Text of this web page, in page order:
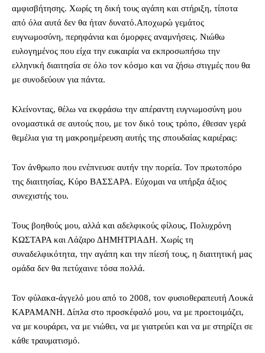
αμφισβήτησης. Χωρίς τη δική τους αγάπη και στήριξη, τίποτα
από όλα αυτά δεν θα ήταν δυνατό.Αποχωρώ γεμάτος
ευγνωμοσύνη, περηφάνια και όμορφες αναμνήσεις. Νιώθω
ευλογημένος που είχα την ευκαιρία να εκπροσωπήσω την
ελληνική διαιτησία σε όλο τον κόσμο και να ζήσω στιγμές που θα
με συνοδεύουν για πάντα.
Κλείνοντας, θέλω να εκφράσω την απέραντη ευγνωμοσύνη μου
ονομαστικά σε αυτούς που, με τον δικό τους τρόπο, έθεσαν γερά
θεμέλια για τη μακροημέρευση αυτής της σπουδαίας καριέρας:
Τον άνθρωπο που ενέπνευσε αυτήν την πορεία. Τον πρωτοπόρο
της διαιτησίας, Κύρο ΒΑΣΣΑΡΑ. Εύχομαι να υπήρξα άξιος
συνεχιστής του.
Τους βοηθούς μου, αλλά και αδελφικούς φίλους, Πολυχρόνη
ΚΩΣΤΑΡΑ και Λάζαρο ΔΗΜΗΤΡΙΑΔΗ. Χωρίς τη
συναδελφικότητα, την αγάπη και την πίεσή τους, η διαιτητική μας
ομάδα δεν θα πετύχαινε τόσα πολλά.
Τον φύλακα-άγγελό μου από το 2008, τον φυσιοθεραπευτή Λουκά
ΚΑΡΑΜΑΝΗ. Δίπλα στο προσκέφαλό μου, να με προετοιμάζει,
να με κουράρει, να με νιώθει, να με γιατρεύει και να με στηρίζει σε
κάθε τραυματισμό.